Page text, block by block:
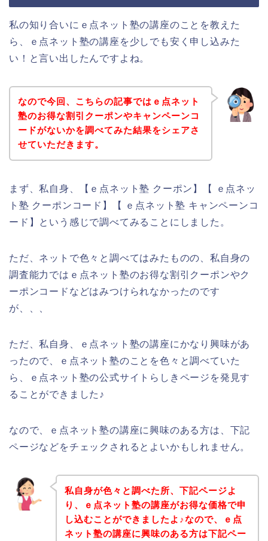
私の知り合いにｅ点ネット塾の講座のことを教えた
ら、ｅ点ネット塾の講座を少しでも安く申し込みた
い！と言い出したんですよね。
なので今回、こちらの記事ではｅ点ネット
塾のお得な割引クーポンやキャンペーンコ
ードがないかを調べてみた結果をシェアさ
せていただきます。
まず、私自身、【ｅ点ネット塾 クーポン】【 ｅ点ネッ
ト塾 クーポンコード】【 ｅ点ネット塾 キャンペーンコ
ード】という感じで調べてみることにしました。
ただ、ネットで色々と調べてはみたものの、私自身の
調査能力ではｅ点ネット塾のお得な割引クーポンやク
ーポンコードなどはみつけられなかったのです
が、、、
ただ、私自身、ｅ点ネット塾の講座にかなり興味があ
ったので、ｅ点ネット塾のことを色々と調べていた
ら、ｅ点ネット塾の公式サイトらしきページを発見す
ることができました♪
なので、ｅ点ネット塾の講座に興味のある方は、下記
ページなどをチェックされるとよいかもしれません。
私自身が色々と調べた所、下記ページよ
り、ｅ点ネット塾の講座がお得な価格で申
し込むことができましたよ♪なので、ｅ点
ネット塾の講座に興味のある方は下記ペー